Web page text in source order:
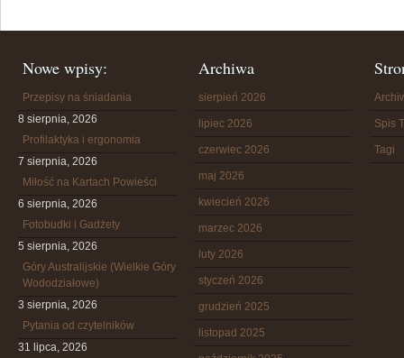
Nowe wpisy:
Przepisy na śniadania
8 sierpnia, 2026
Profilaktyka i ergonomia
7 sierpnia, 2026
Miłość na Kartach Powieści
6 sierpnia, 2026
Fotobudki i Gadżety
5 sierpnia, 2026
Góry Australijskie (Wielkie Góry
Wododziałowe)
3 sierpnia, 2026
Pytania od czytelników
31 lipca, 2026
Archiwa
sierpień 2026
lipiec 2026
czerwiec 2026
maj 2026
kwiecień 2026
marzec 2026
luty 2026
styczeń 2026
grudzień 2025
listopad 2025
Spis
Tagi